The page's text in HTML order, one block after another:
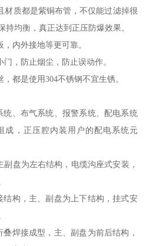
材质都是紫铜布管，不仅能过滤掉很
均衡，真正达到正压防爆效果。
内外接地等更可靠。
，防止烟尘，防止误动作。
都是使用304不锈钢不宜生锈。
统、布气系统、报警系统、配电系统
成，正压腔内装用户的配电系统元
盘为左右结构，电缆沟座式安装，
构，主、副盘为上下结构，挂式安
焊接成型，主、副盘为前后结构，